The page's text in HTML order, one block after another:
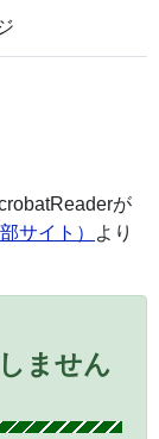
が
サイト）
より
ません